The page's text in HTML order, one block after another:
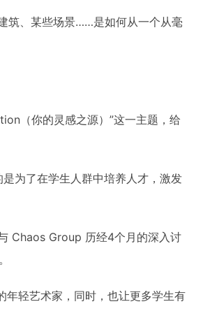
筑、某些场景……是如何从一个从毫
（你的灵感之源）”这一主题，给
为了在学生人群中培养人才，激发
Chaos Group 历经4个月的深入讨
轻艺术家，同时，也让更多学生有